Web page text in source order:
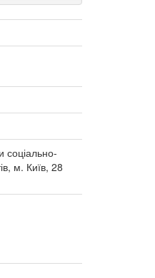
соціально-
м. Київ, 28